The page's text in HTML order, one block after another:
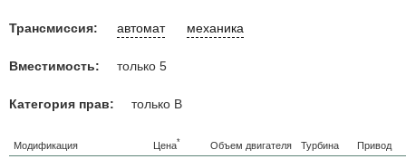
Трансмиссия: автомат механика
Вместимость: только 5
Категория прав: только B
Модификация Цена* Объем двигателя Турбина Привод